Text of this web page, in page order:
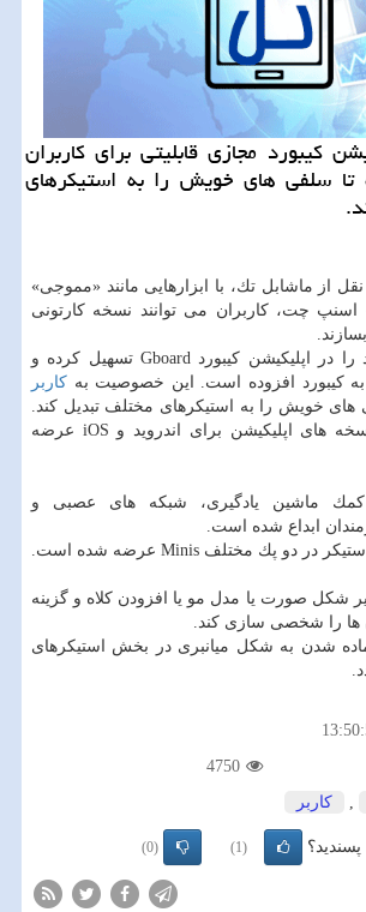
كیبورد مجازی قابلیتی برای كاربران
تا سلفی های خویش را به استیكرهای
از ماشابل تك، با ابزارهایی مانند «مموجی»
چت، كاربران می توانند نسخه كارتونی
گوگل هم این فرایند را در اپلیكیشن كیبورد Gboard تسهیل كرده و
كاربر
خویش را به استیكرهای مختلف تبدیل كند.
این خصوصیت در نسخه های اپلیكیشن برای اندروید و iOS عرضه
ماشین یادگیری، شبكه های عصبی و
ابداع شده است.
شكل صورت یا مدل مو یا افزودن كلاه و گزینه
ها را شخصی سازی كند.
شدن به شكل میانبری در بخش استیكرهای
4750
, كاربر
(1)
(0)